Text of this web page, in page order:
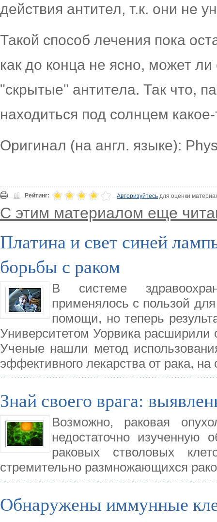
действия антител, т.к. они не
Такой способ лечения пока
как до конца не ясно, может
"скрытые" антитела. Так что,
находиться под солнцем
Оригинал (на англ. языке):
Рейтинг: Авторизуйтесьдля оценки
С этим материалом еще
Платина и свет синей
борьбы с раком
В системе
применялось с пользой
помощи, но теперь
Университетом Уорвика
Ученые нашли метод
эффективного лекарства от рака,
Знай своего врага:
Возможно, раковая
недостаточно изученную
раковых стволовых
стремительно размножающихся
Обнаружены иммунные